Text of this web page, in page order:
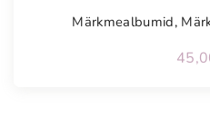
Märkmealbumid,